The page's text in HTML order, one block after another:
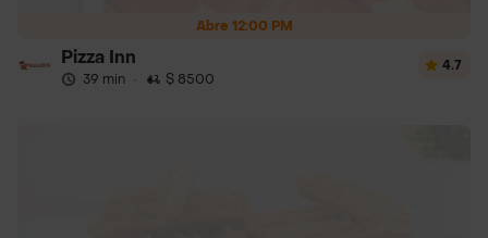
Abre 12:00 PM
Pizza Inn
39 min · $ 8500
4.7